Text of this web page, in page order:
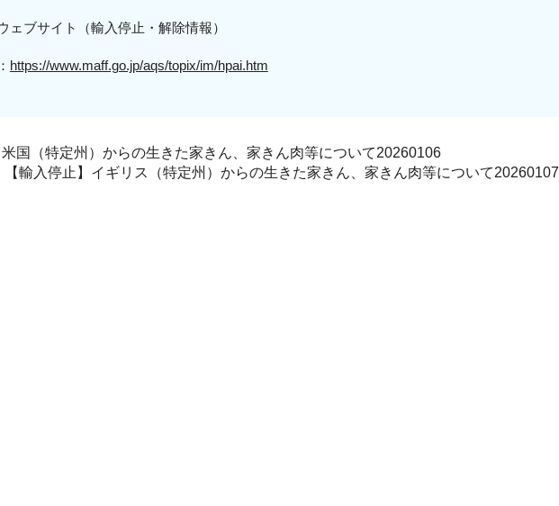
ェブサイト（輸入停止・解除情報）
https://www.maff.go.jp/aqs/topix/im/hpai.htm
米国（特定州）からの生きた家きん、家きん肉等について20260106
【輸入停止】イギリス（特定州）からの生きた家きん、家きん肉等について20260107